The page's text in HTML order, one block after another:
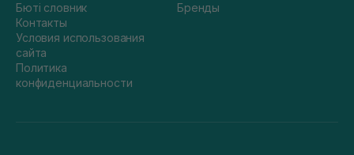
Бюті словник
Контакты
Условия использования
сайта
Политика
конфиденциальности
Бренды